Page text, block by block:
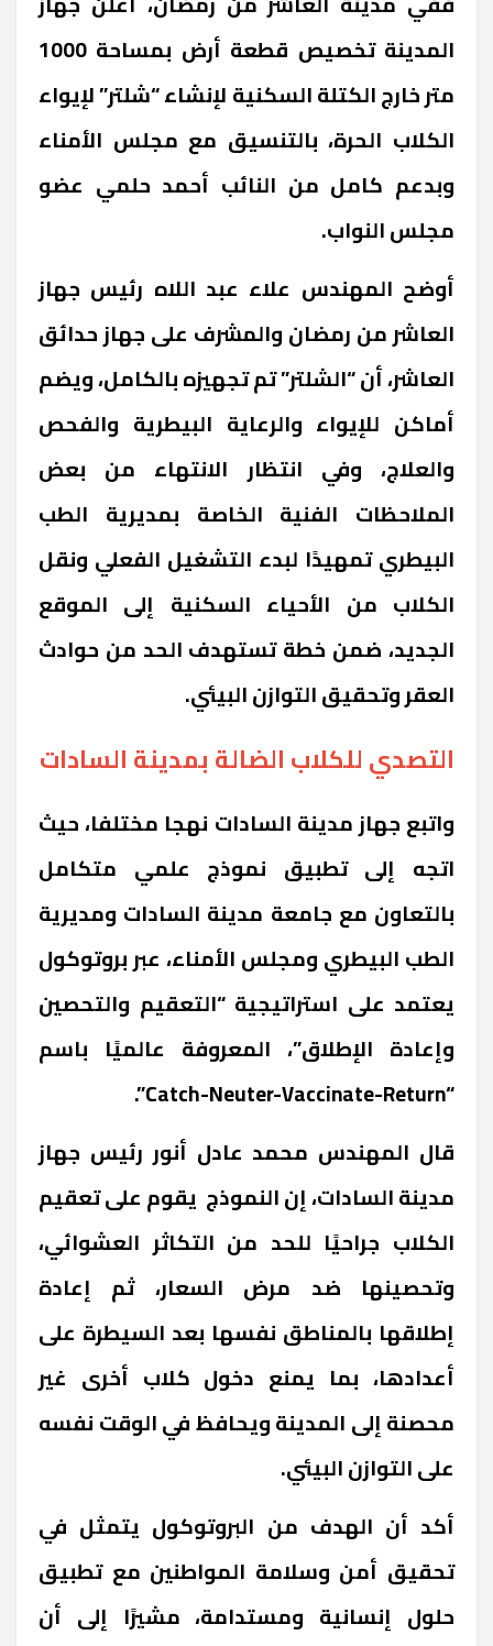
المدينة تخصيص قطعة أرض بمساحة 1000
متر خارج الكتلة السكنية لإنشاء “شلتر” لإيواء
الكلاب الحرة، بالتنسيق مع مجلس الأمناء
وبدعم كامل من النائب أحمد حلمي عضو
مجلس النواب.
أوضح المهندس علاء عبد اللاه رئيس جهاز
العاشر من رمضان والمشرف على جهاز حدائق
العاشر، أن “الشلتر” تم تجهيزه بالكامل، ويضم
أماكن للإيواء والرعاية البيطرية والفحص
والعلاج، وفي انتظار الانتهاء من بعض
الملاحظات الفنية الخاصة بمديرية الطب
البيطري تمهيدًا لبدء التشغيل الفعلي ونقل
الكلاب من الأحياء السكنية إلى الموقع
الجديد، ضمن خطة تستهدف الحد من حوادث
العقر وتحقيق التوازن البيئي.
التصدي للكلاب الضالة بمدينة السادات
واتبع جهاز مدينة السادات نهجا مختلفا، حيث
اتجه إلى تطبيق نموذج علمي متكامل
بالتعاون مع جامعة مدينة السادات ومديرية
الطب البيطري ومجلس الأمناء، عبر بروتوكول
يعتمد على استراتيجية “التعقيم والتحصين
وإعادة الإطلاق”، المعروفة عالميًا باسم
“Catch-Neuter-Vaccinate-Return”.
قال المهندس محمد عادل أنور رئيس جهاز
مدينة السادات، إن النموذج يقوم على تعقيم
الكلاب جراحيًا للحد من التكاثر العشوائي،
وتحصينها ضد مرض السعار، ثم إعادة
إطلاقها بالمناطق نفسها بعد السيطرة على
أعدادها، بما يمنع دخول كلاب أخرى غير
محصنة إلى المدينة ويحافظ في الوقت نفسه
على التوازن البيئي.
أكد أن الهدف من البروتوكول يتمثل في
تحقيق أمن وسلامة المواطنين مع تطبيق
حلول إنسانية ومستدامة، مشيرًا إلى أن